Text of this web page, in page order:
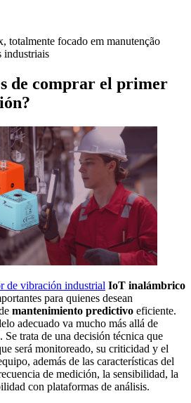
totalmente focado em manutenção
industriais
de comprar el primer
de vibración industrial IoT inalámbrico
para quienes desean
mantenimiento predictivo eficiente.
adecuado va mucho más allá de
Se trata de una decisión técnica que
será monitoreado, su criticidad y el
además de las características del
de medición, la sensibilidad, la
con plataformas de análisis.